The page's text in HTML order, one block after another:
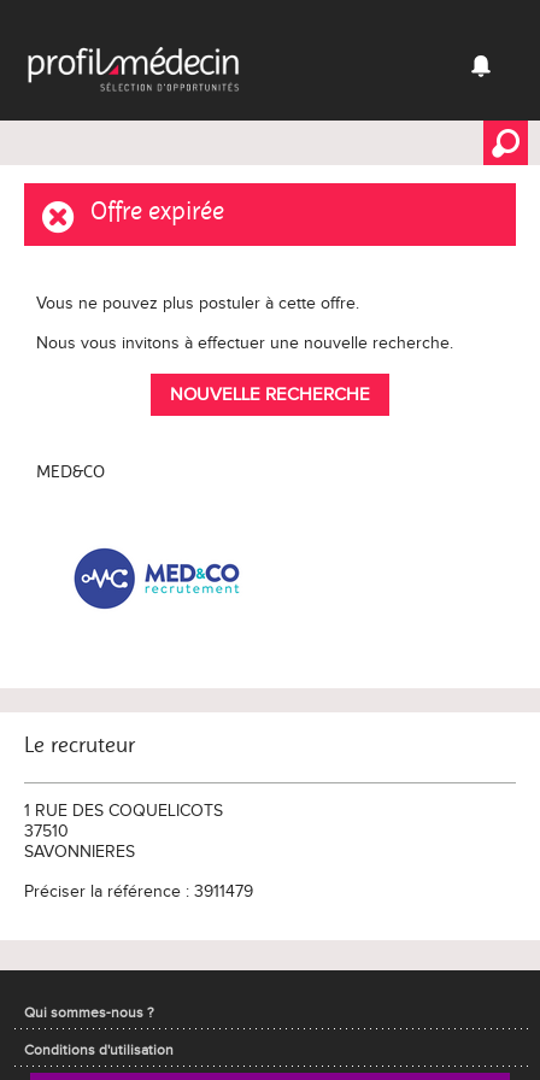
Offre expirée
Vous ne pouvez plus postuler à cette offre.
Nous vous invitons à effectuer une nouvelle recherche.
NOUVELLE RECHERCHE
MED&CO
Le recruteur
1 RUE DES COQUELICOTS
37510
SAVONNIERES
Préciser la référence : 3911479
Qui sommes-nous ?
Conditions d'utilisation